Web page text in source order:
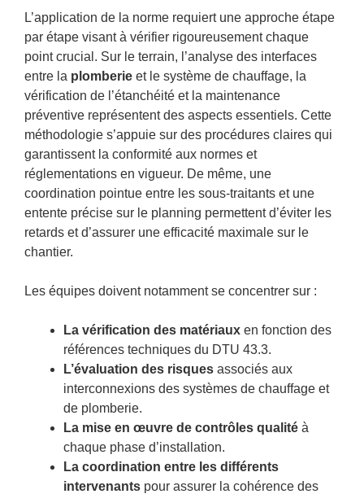
L’application de la norme requiert une approche étape
par étape visant à vérifier rigoureusement chaque
point crucial. Sur le terrain, l’analyse des interfaces
entre la plomberie et le système de chauffage, la
vérification de l’étanchéité et la maintenance
préventive représentent des aspects essentiels. Cette
méthodologie s’appuie sur des procédures claires qui
garantissent la conformité aux normes et
réglementations en vigueur. De même, une
coordination pointue entre les sous-traitants et une
entente précise sur le planning permettent d’éviter les
retards et d’assurer une efficacité maximale sur le
chantier.
Les équipes doivent notamment se concentrer sur :
La vérification des matériaux en fonction des
références techniques du DTU 43.3.
L’évaluation des risques associés aux
interconnexions des systèmes de chauffage et
de plomberie.
La mise en œuvre de contrôles qualité à
chaque phase d’installation.
La coordination entre les différents
intervenants pour assurer la cohérence des